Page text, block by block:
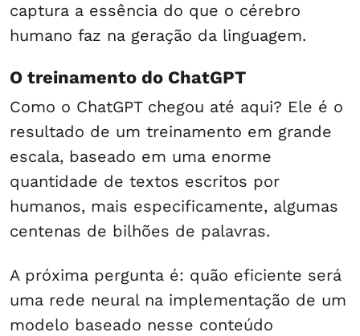
captura a essência do que o cérebro
humano faz na geração da linguagem.
O treinamento do ChatGPT
Como o ChatGPT chegou até aqui? Ele é o
resultado de um treinamento em grande
escala, baseado em uma enorme
quantidade de textos escritos por
humanos, mais especificamente, algumas
centenas de bilhões de palavras.
A próxima pergunta é: quão eficiente será
uma rede neural na implementação de um
modelo baseado nesse conteúdo